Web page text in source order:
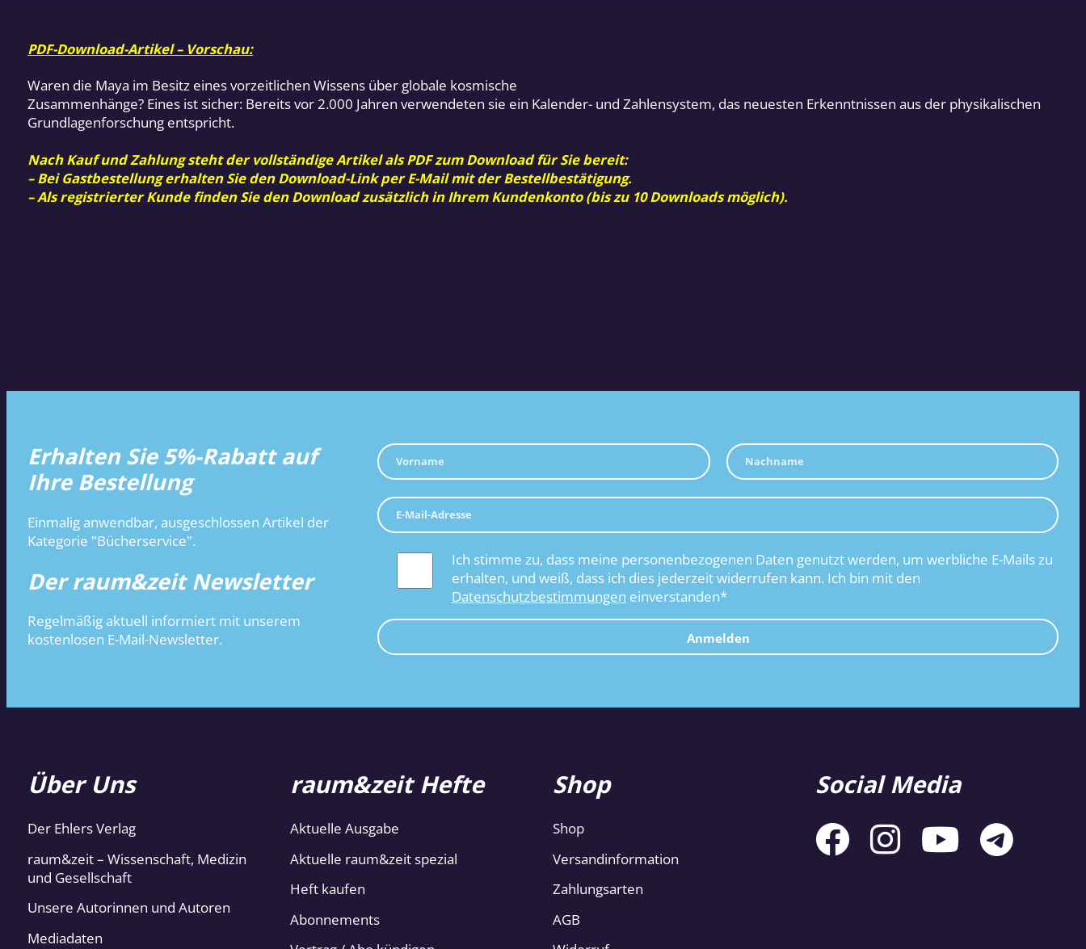
PDF-Download-Artikel – Vorschau:
Waren die Maya im Besitz eines vorzeitlichen Wissens über globale kosmische
Zusammenhänge? Eines ist sicher: Bereits vor 2.000 Jahren verwendeten sie ein Kalender- und Zahlensystem, das neuesten Erkenntnissen aus der physikalischen
Grundlagenforschung entspricht.
Nach Kauf und Zahlung steht der vollständige Artikel als PDF zum Download für Sie bereit:
– Bei Gastbestellung erhalten Sie den Download-Link per E-Mail mit der Bestellbestätigung.
– Als registrierter Kunde finden Sie den Download zusätzlich in Ihrem Kundenkonto (bis zu 10 Downloads möglich).
Erhalten Sie 5%-Rabatt auf
Ihre Bestellung
Einmalig anwendbar, ausgeschlossen Artikel der
Kategorie "Bücherservice".
Der raum&zeit Newsletter
Regelmäßig aktuell informiert mit unserem
kostenlosen E-Mail-Newsletter.
Ich stimme zu, dass meine personenbezogenen Daten genutzt werden, um werbliche E-Mails zu
erhalten, und weiß, dass ich dies jederzeit widerrufen kann. Ich bin mit den
Datenschutzbestimmungen einverstanden*
Anmelden
Über Uns
Der Ehlers Verlag
raum&zeit – Wissenschaft, Medizin
und Gesellschaft
Unsere Autorinnen und Autoren
Mediadaten
raum&zeit Hefte
Aktuelle Ausgabe
Aktuelle raum&zeit spezial
Heft kaufen
Abonnements
Shop
Shop
Versandinformation
Zahlungsarten
AGB
Social Media